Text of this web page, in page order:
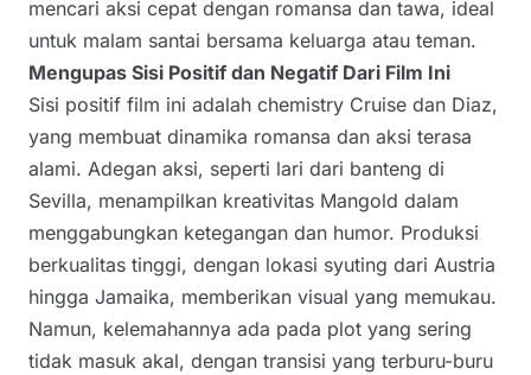
mencari aksi cepat dengan romansa dan tawa, ideal
untuk malam santai bersama keluarga atau teman.
Mengupas Sisi Positif dan Negatif Dari Film Ini
Sisi positif film ini adalah chemistry Cruise dan Diaz,
yang membuat dinamika romansa dan aksi terasa
alami. Adegan aksi, seperti lari dari banteng di
Sevilla, menampilkan kreativitas Mangold dalam
menggabungkan ketegangan dan humor. Produksi
berkualitas tinggi, dengan lokasi syuting dari Austria
hingga Jamaika, memberikan visual yang memukau.
Namun, kelemahannya ada pada plot yang sering
tidak masuk akal, dengan transisi yang terburu-buru